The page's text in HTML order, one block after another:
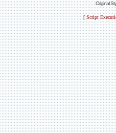
Original
[ Script